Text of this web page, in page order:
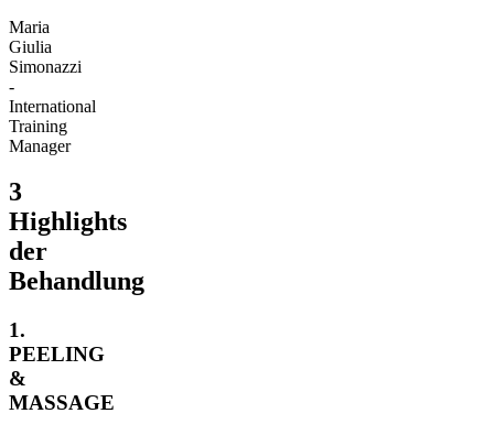
Maria
Giulia
Simonazzi
-
International
Training
Manager
3
Highlights
der
Behandlung
1.
PEELING
&
MASSAGE